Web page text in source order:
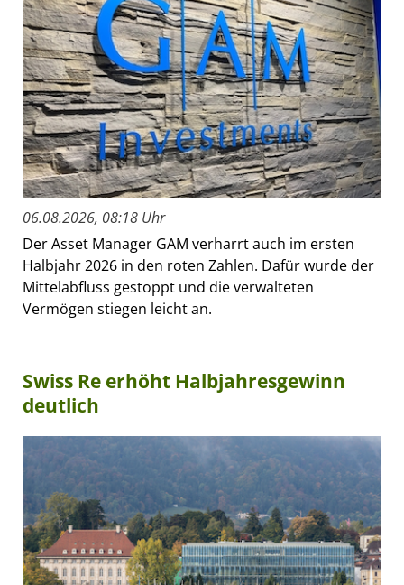
06.08.2026, 08:18 Uhr
Der Asset Manager GAM verharrt auch im ersten
Halbjahr 2026 in den roten Zahlen. Dafür wurde der
Mittelabfluss gestoppt und die verwalteten
Vermögen stiegen leicht an.
Swiss Re erhöht Halbjahresgewinn
deutlich